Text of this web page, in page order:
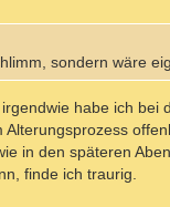
sondern wäre
habe ich
in den späteren
finde ich traurig.